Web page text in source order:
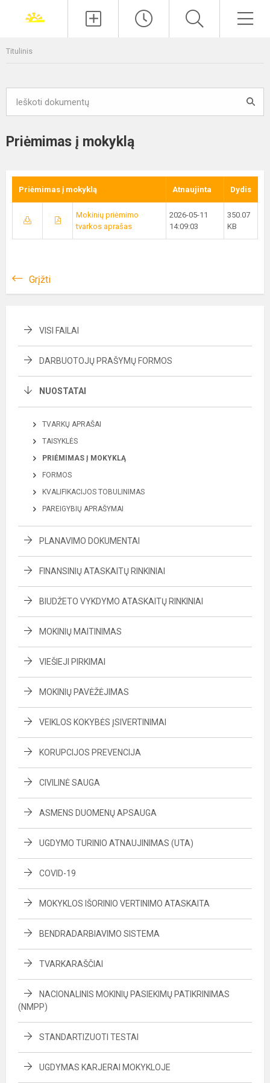
Titulinis
Priėmimas į mokyklą
Priėmimas į mokyklą Atnaujinta Dydis
Mokinių priėmimo
tvarkos aprašas
2026-05-11
14:09:03
350.07
KB
Grįžti
VISI FAILAI
DARBUOTOJŲ PRAŠYMŲ FORMOS
NUOSTATAI
TVARKŲ APRAŠAI
TAISYKLĖS
PRIĖMIMAS Į MOKYKLĄ
FORMOS
KVALIFIKACIJOS TOBULINIMAS
PAREIGYBIŲ APRAŠYMAI
PLANAVIMO DOKUMENTAI
FINANSINIŲ ATASKAITŲ RINKINIAI
BIUDŽETO VYKDYMO ATASKAITŲ RINKINIAI
MOKINIŲ MAITINIMAS
VIEŠIEJI PIRKIMAI
MOKINIŲ PAVĖŽĖJIMAS
VEIKLOS KOKYBĖS ĮSIVERTINIMAI
KORUPCIJOS PREVENCIJA
CIVILINĖ SAUGA
ASMENS DUOMENŲ APSAUGA
UGDYMO TURINIO ATNAUJINIMAS (UTA)
COVID-19
MOKYKLOS IŠORINIO VERTINIMO ATASKAITA
BENDRADARBIAVIMO SISTEMA
TVARKARAŠČIAI
NACIONALINIS MOKINIŲ PASIEKIMŲ PATIKRINIMAS
(NMPP)
STANDARTIZUOTI TESTAI
UGDYMAS KARJERAI MOKYKLOJE